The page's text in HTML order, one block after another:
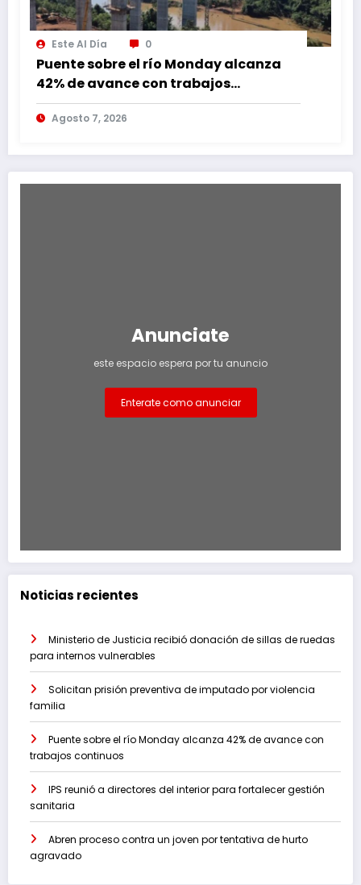
Este Al Día 0
Puente sobre el río Monday alcanza
42% de avance con trabajos
continuos
Agosto 7, 2026
Anunciate
este espacio espera por tu anuncio
Enterate como anunciar
Noticias recientes
Ministerio de Justicia recibió donación de sillas de ruedas
para internos vulnerables
Solicitan prisión preventiva de imputado por violencia
familia
Puente sobre el río Monday alcanza 42% de avance con
trabajos continuos
IPS reunió a directores del interior para fortalecer gestión
sanitaria
Abren proceso contra un joven por tentativa de hurto
agravado